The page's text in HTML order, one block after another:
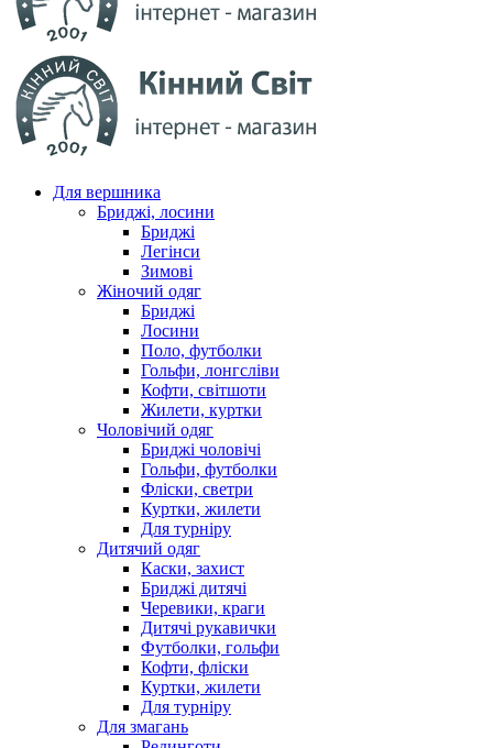
Для вершника
Бриджі, лосини
Бриджі
Легінси
Зимові
Жіночий одяг
Бриджі
Лосини
Поло, футболки
Гольфи, лонгсліви
Кофти, світшоти
Жилети, куртки
Чоловічий одяг
Бриджі чоловічі
Гольфи, футболки
Фліски, светри
Куртки, жилети
Для турніру
Дитячий одяг
Каски, захист
Бриджі дитячі
Черевики, краги
Дитячі рукавички
Футболки, гольфи
Кофти, фліски
Куртки, жилети
Для турніру
Для змагань